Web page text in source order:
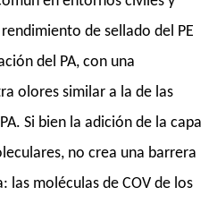
de sellado del PE
del PA, con una
olores similar a la de las
Si bien la adición de la capa
no crea una barrera
moléculas de COV de los